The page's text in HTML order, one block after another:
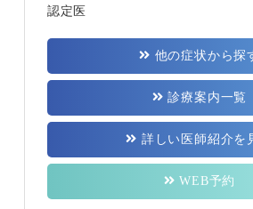
認定医
他の症状から探
診療案内一覧
詳しい医師紹介を
WEB予約